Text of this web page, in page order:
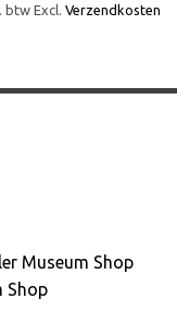
btw Excl. Verzendkosten
Museum Shop
Shop